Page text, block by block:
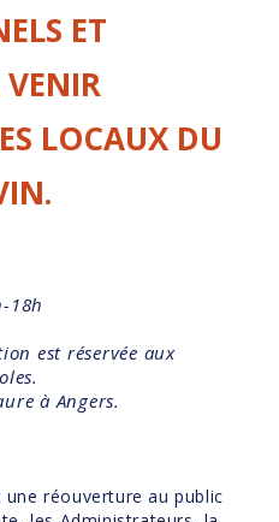
ET
VENIR
LOCAUX DU
18h
est réservée aux
à Angers.
réouverture au public